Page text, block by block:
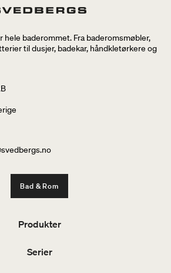
hele baderommet. Fra baderomsmøbler,
til dusjer, badekar, håndkletørkere og
Bad & Rom
Produkter
Serier